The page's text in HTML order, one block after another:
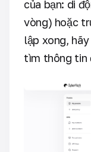
của bạn: di
vòng) hoặc
lập xong,
tìm thông tin